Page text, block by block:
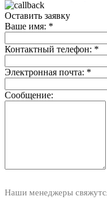
Оставить заявку
Ваше имя: *
Контактный телефон: *
Электронная почта: *
Сообщение:
Наши менеджеры